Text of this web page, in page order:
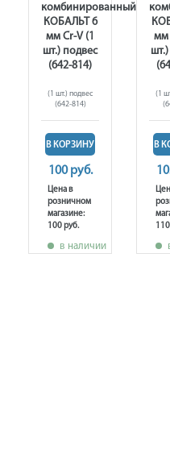
комбинированный
КОБАЛЬТ 6
мм Cr-V (1
шт.) подвес
(642-814)
(1 шт.) подвес
(642-814)
В КОРЗИНУ
100 руб.
Цена в
розничном
магазине:
100 руб.
в наличии
мм
(1
В